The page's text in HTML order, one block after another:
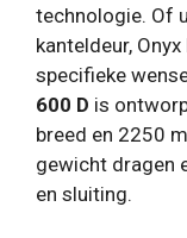
technologie. Of
kanteldeur,
specifieke
600 D is
breed en 2250
gewicht dragen
en sluiting.